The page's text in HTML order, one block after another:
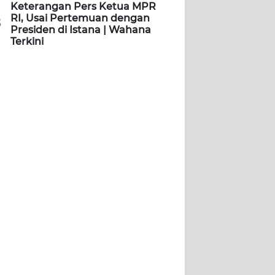
Keterangan Pers Ketua MPR
RI, Usai Pertemuan dengan
Presiden di Istana | Wahana
Terkini